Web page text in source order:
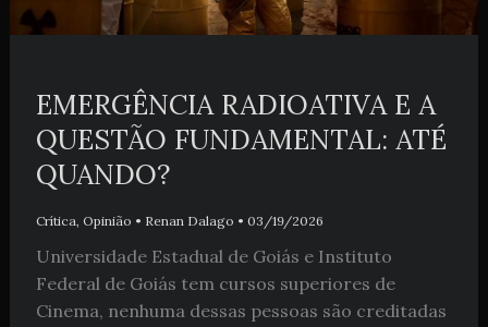
EMERGÊNCIA RADIOATIVA E A
QUESTÃO FUNDAMENTAL: ATÉ
QUANDO?
Crítica Opinião • Renan Dalago • 03/19/2026
Universidade Estadual de Goiás e Instituto
Federal de Goiás tem cursos superiores de
Cinema, nenhuma dessas pessoas são creditadas